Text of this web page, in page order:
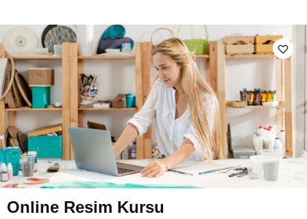
Online Resim Kursu